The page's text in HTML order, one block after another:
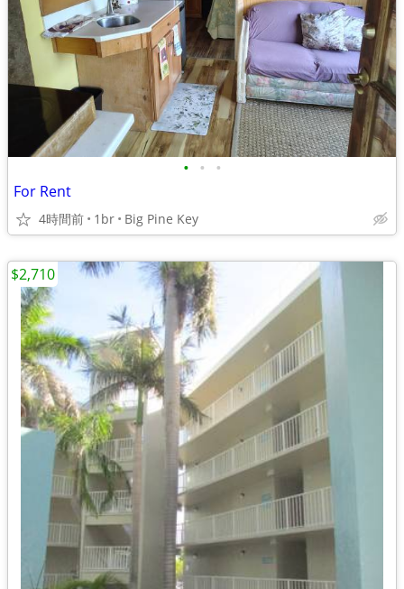
• • •
For Rent
4時間前 1br Big Pine Key
$2,710